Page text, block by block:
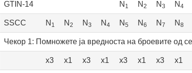
GTIN-14 N 1 N 2 N 3 N 4
SSCC N 1 N 2 N 3 N 4 N 5 N 6 N 7 N 8
Чекор 1: Помножете ја вредноста на броевите од
x3 x1 x3 x1 x3 x1 x3 x1